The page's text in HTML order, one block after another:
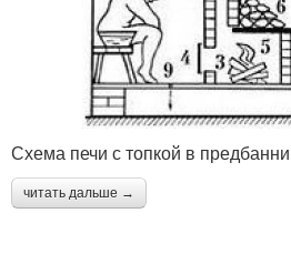
Схема печи с топкой в
читать дальше →